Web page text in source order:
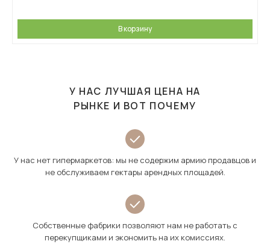
В корзину
У НАС ЛУЧШАЯ ЦЕНА НА
РЫНКЕ И ВОТ ПОЧЕМУ
У нас нет гипермаркетов: мы не содержим армию продавцов и
не обслуживаем гектары арендных площадей.
Собственные фабрики позволяют нам не работать с
перекупщиками и экономить на их комиссиях.